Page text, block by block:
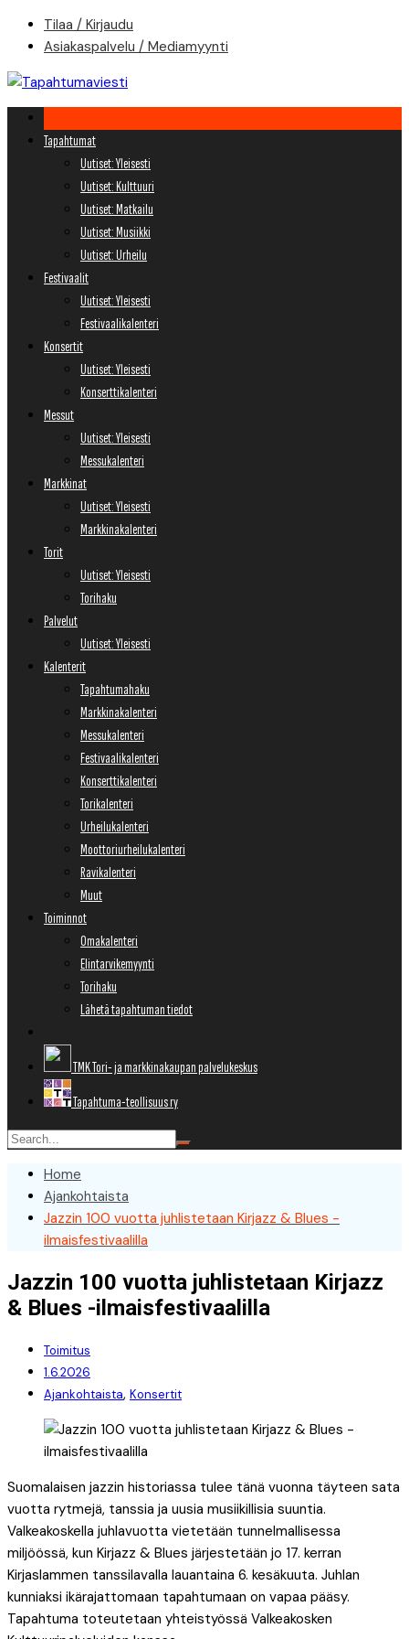
Skip
content
Tilaa / Kirjaudu
Asiakaspalvelu / Mediamyynti
Tapahtumat
Uutiset: Yleisesti
Uutiset: Kulttuuri
Uutiset: Matkailu
Uutiset: Musiikki
Uutiset: Urheilu
Festivaalit
Uutiset: Yleisesti
Festivaalikalenteri
Konsertit
Uutiset: Yleisesti
Konserttikalenteri
Messut
Uutiset: Yleisesti
Messukalenteri
Markkinat
Uutiset: Yleisesti
Markkinakalenteri
Torit
Uutiset: Yleisesti
Torihaku
Palvelut
Uutiset: Yleisesti
Kalenterit
Tapahtumahaku
Markkinakalenteri
Messukalenteri
Festivaalikalenteri
Konserttikalenteri
Torikalenteri
Urheilukalenteri
Moottoriurheilukalenteri
Ravikalenteri
Muut
Toiminnot
Omakalenteri
Elintarvikemyynti
Torihaku
Lähetä tapahtuman tiedot
TMK Tori- ja markkinakaupan palvelukeskus
Tapahtuma-teollisuus ry
Home
Ajankohtaista
Jazzin 100 vuotta juhlistetaan Kirjazz & Blues -
ilmaisfestivaalilla
Jazzin 100 vuotta juhlistetaan Kirjazz
& Blues -ilmaisfestivaalilla
Toimitus
1.6.2026
Ajankohtaista, Konsertit
Suomalaisen jazzin historiassa tulee tänä vuonna täyteen sata
vuotta rytmejä, tanssia ja uusia musiikillisia suuntia.
Valkeakoskella juhlavuotta vietetään tunnelmallisessa
miljöössä, kun Kirjazz & Blues järjestetään jo 17. kerran
Kirjaslammen tanssilavalla lauantaina 6. kesäkuuta. Juhlan
kunniaksi ikärajattomaan tapahtumaan on vapaa pääsy.
Tapahtuma toteutetaan yhteistyössä Valkeakosken